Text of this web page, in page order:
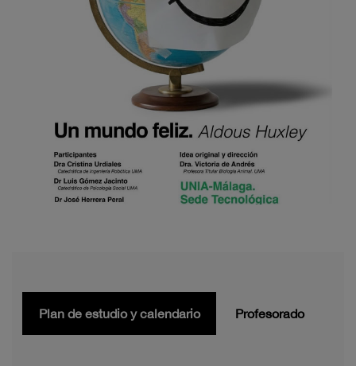
Plan de estudio y calendario Profesorado